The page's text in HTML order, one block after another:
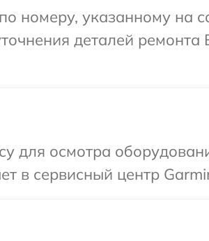
номеру, указанному на
деталей ремонта
для осмотра
в сервисный центр